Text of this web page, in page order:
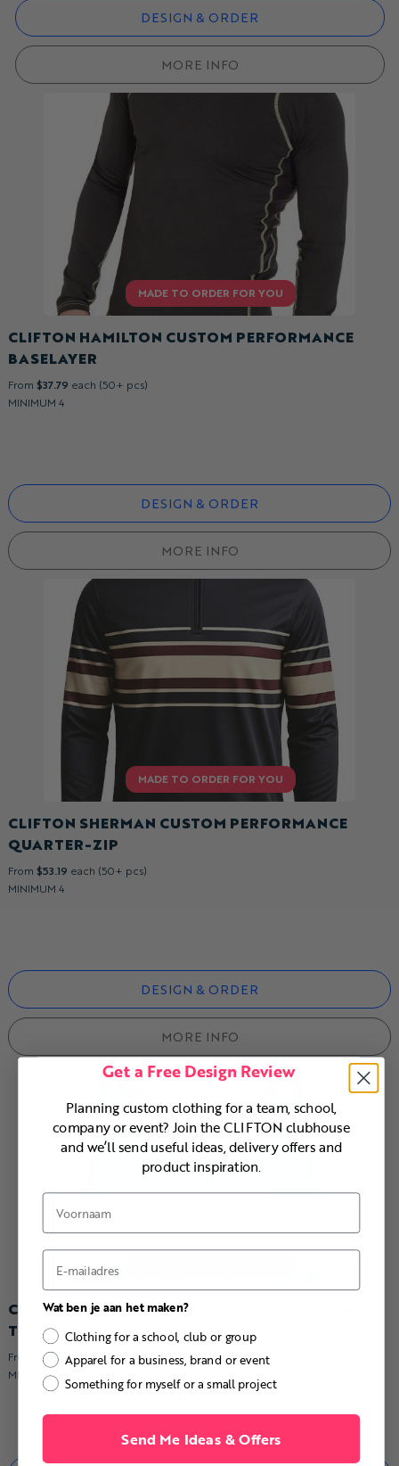
DESIGN & ORDER
MORE INFO
CLIFTON HAMILTON CUSTOM PERFORMANCE
BASELAYER
From $37.79 each (50+ pcs)
MINIMUM 4
DESIGN & ORDER
MORE INFO
CLIFTON SHERMAN CUSTOM PERFORMANCE
QUARTER-ZIP
From $53.19 each (50+ pcs)
MINIMUM 4
DESIGN & ORDER
MORE INFO
CLIFTON KEELER CUSTOM PERFORMANCE CROP
TOP
From $41.99each (10+ pcs)
MINIMUM 4
Get a Free Design Review
Planning custom clothing for a team, school,
company or event? Join the CLIFTON clubhouse
and we’ll send useful ideas, delivery offers and
product inspiration.
Voornaam
E-mail
Wat ben je aan het maken?
Clothing for a school, club or group
Apparel for a business, brand or event
Something for myself or a small project
Send Me Ideas & Offers